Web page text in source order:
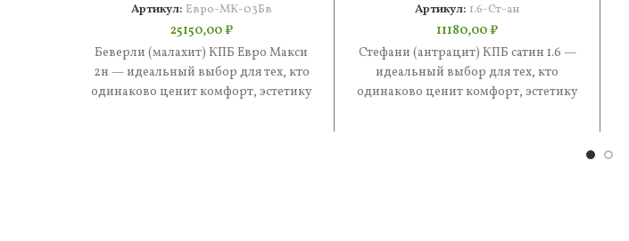
Артикул: Евро-МК-03Бв
25150,00₽
Беверли (малахит) КПБ Евро Макси
2н — идеальный выбор для тех, кто
одинаково ценит комфорт, эстетику
Артикул: 1.6-Ст-ан
11180,00₽
Стефани (антрацит) КПБ сатин 1.6 —
идеальный выбор для тех, кто
одинаково ценит комфорт, эстетику